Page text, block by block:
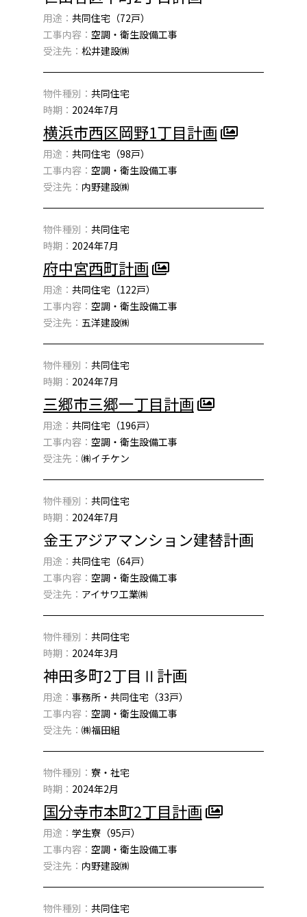
用途： 共同住宅（72戸）
工事内容： 空調・衛生設備工事
受注先： 松井建設㈱
物件種別： 共同住宅
時期： 2024年7月
横浜市西区岡野1丁目計画
用途： 共同住宅（98戸）
工事内容： 空調・衛生設備工事
受注先： 内野建設㈱
物件種別： 共同住宅
時期： 2024年7月
府中宮西町計画
用途： 共同住宅（122戸）
工事内容： 空調・衛生設備工事
受注先： 五洋建設㈱
物件種別： 共同住宅
時期： 2024年7月
三郷市三郷一丁目計画
用途： 共同住宅（196戸）
工事内容： 空調・衛生設備工事
受注先： ㈱イチケン
物件種別： 共同住宅
時期： 2024年7月
金王アジアマンション建替計画
用途： 共同住宅（64戸）
工事内容： 空調・衛生設備工事
受注先： アイサワ工業㈱
物件種別： 共同住宅
時期： 2024年3月
神田多町2丁目Ⅱ計画
用途： 事務所・共同住宅（33戸）
工事内容： 空調・衛生設備工事
受注先： ㈱福田組
物件種別： 寮・社宅
時期： 2024年2月
国分寺市本町2丁目計画
用途： 学生寮（95戸）
工事内容： 空調・衛生設備工事
受注先： 内野建設㈱
物件種別： 共同住宅